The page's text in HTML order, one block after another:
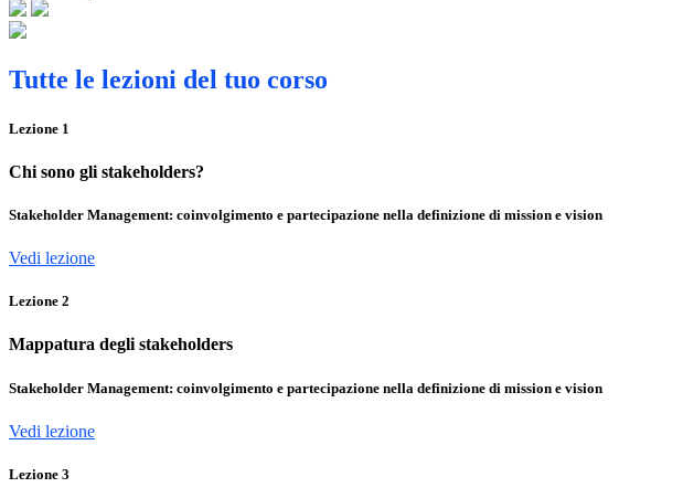
Tutte le lezioni del tuo corso
Lezione 1
Chi sono gli stakeholders?
Stakeholder Management: coinvolgimento e partecipazione nella definizione di mission e vision
Vedi lezione
Lezione 2
Mappatura degli stakeholders
Stakeholder Management: coinvolgimento e partecipazione nella definizione di mission e vision
Vedi lezione
Lezione 3